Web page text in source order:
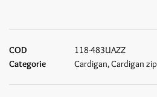
COD
118-483UAZZ
Categorie
Cardigan,Cardigan zip